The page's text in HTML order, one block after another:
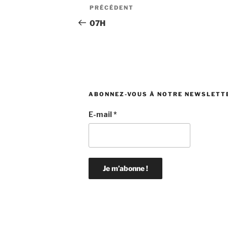
Navigation
de
Article
précédent
PRÉCÉDENT
07H
ABONNEZ-VOUS À NOTRE
E-mail*